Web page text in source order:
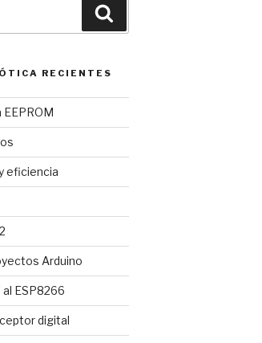
RECIENTES
EEPROM
eficiencia
Arduino
ESP8266
digital